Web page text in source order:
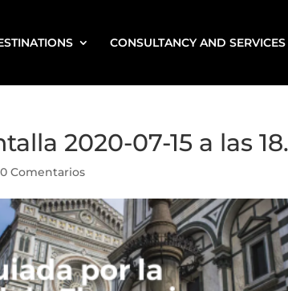
CONSULTANCY AND SERVICES
2020-07-15 a las
0 Comentarios